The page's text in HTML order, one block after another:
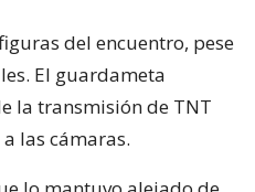
del encuentro, pese
El guardameta
la transmisión de TNT
las cámaras.